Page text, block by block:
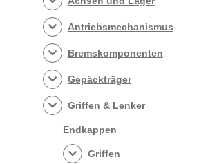
Antriebsmechanismus
Bremskomponenten
Gepäckträger
Griffen & Lenker
Endkappen
Griffen